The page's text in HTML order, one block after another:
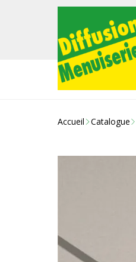
Accueil Catalogue